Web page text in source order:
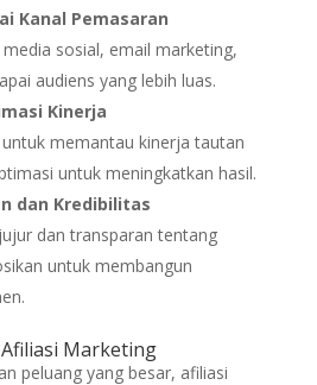
Kanal Pemasaran
sosial, email marketing,
audiens yang lebih luas.
Kinerja
memantau kinerja tautan
untuk meningkatkan hasil.
dan Kredibilitas
dan transparan tentang
untuk membangun
Marketing
peluang yang besar, afiliasi